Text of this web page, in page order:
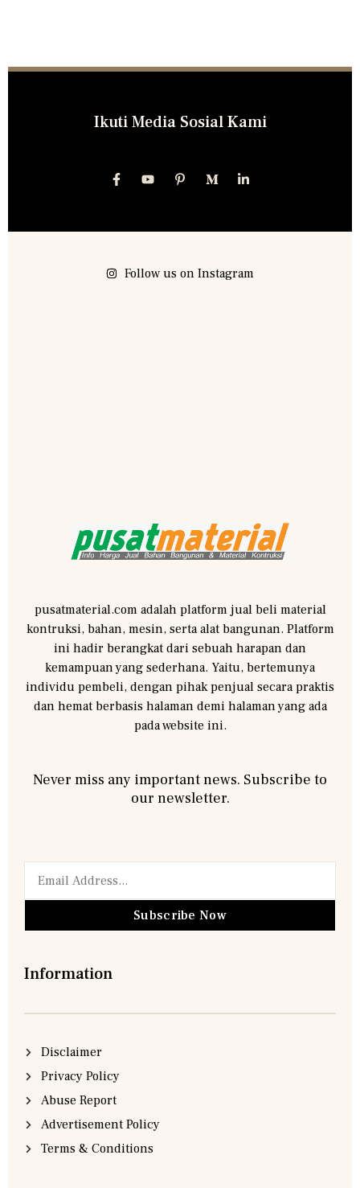
Ikuti Media Sosial Kami
Follow us on Instagram
pusatmaterial.com adalah platform jual beli material
kontruksi, bahan, mesin, serta alat bangunan. Platform
ini hadir berangkat dari sebuah harapan dan
kemampuan yang sederhana. Yaitu, bertemunya
individu pembeli, dengan pihak penjual secara praktis
dan hemat berbasis halaman demi halaman yang ada
pada website ini.
Never miss any important news. Subscribe to
our newsletter.
Subscribe Now
Information
Disclaimer
Privacy Policy
Abuse Report
Advertisement Policy
Terms & Conditions